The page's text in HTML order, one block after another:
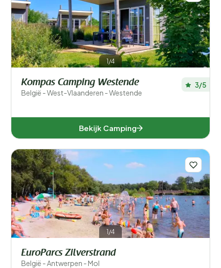
1/4
Kompas Camping Westende
België - West-Vlaanderen - Westende
3/5
Bekijk Camping
1/4
EuroParcs Zilverstrand
België - Antwerpen - Mol